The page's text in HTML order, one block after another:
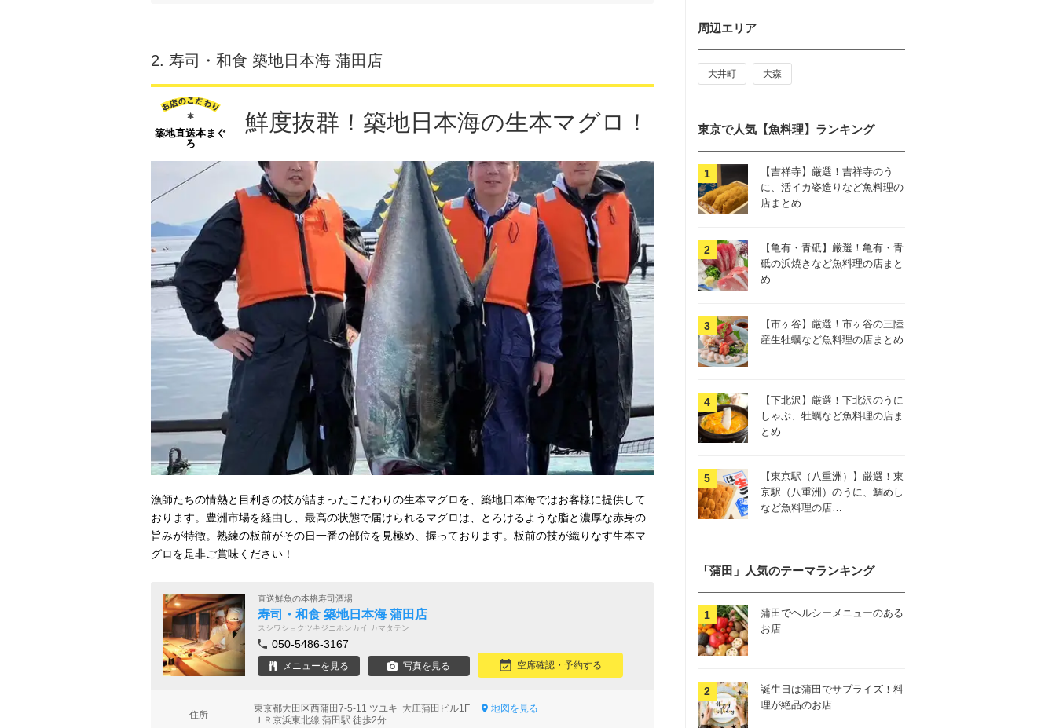
2. 寿司・和食 築地日本海 蒲田店
築地直送本まぐ
ろ
鮮度抜群！築地日本海の生本マグロ！
漁師たちの情熱と目利きの技が詰まったこだわりの生本マグロを、築地日本海ではお客様に提供して
おります。豊洲市場を経由し、最高の状態で届けられるマグロは、とろけるような脂と濃厚な赤身の
旨みが特徴。熟練の板前がその日一番の部位を見極め、握っております。板前の技が織りなす生本マ
グロを是非ご賞味ください！
直送鮮魚の本格寿司酒場
寿司・和食 築地日本海 蒲田店
スシワショクツキジニホンカイ カマタテン
050-5486-3167
メニューを見る 写真を見る 空席確認・予約する
住所
東京都大田区西蒲田7-5-11 ツユキ･大庄蒲田ビル1F
地図を見る
ＪＲ京浜東北線 蒲田駅 徒歩2分
周辺エリア
大井町 大森
東京で人気【魚料理】ランキング
【吉祥寺】厳選！吉祥寺のう
に、活イカ姿造りなど魚料理の
店まとめ
【亀有・青砥】厳選！亀有・青
砥の浜焼きなど魚料理の店まと
め
【市ヶ谷】厳選！市ヶ谷の三陸
産生牡蠣など魚料理の店まとめ
【下北沢】厳選！下北沢のうに
しゃぶ、牡蠣など魚料理の店ま
とめ
【東京駅（八重洲）】厳選！東
京駅（八重洲）のうに、鯛めし
など魚料理の店…
「蒲田」人気のテーマランキング
蒲田でヘルシーメニューのある
お店
誕生日は蒲田でサプライズ！料
理が絶品のお店